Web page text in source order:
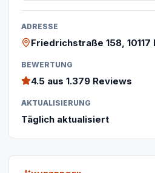
ADRESSE
Friedrichstraße 158, 10117
BEWERTUNG
4.5 aus 1.379 Reviews
AKTUALISIERUNG
Täglich aktualisiert